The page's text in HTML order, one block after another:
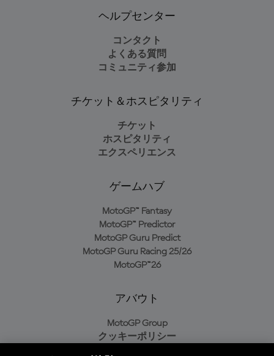
ヘルプセンター
コンタクト
よくある質問
コミュニティ参加
チケット＆ホスピタリティ
チケット
ホスピタリティ
エクスペリエンス
ゲームハブ
MotoGP™ Fantasy
MotoGP™ Predictor
MotoGP Guru Predict
MotoGP Guru Racing 25/26
MotoGP™26
アバウト
MotoGP Group
クッキーポリシー